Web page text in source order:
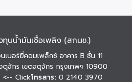
นน้ำมันเชื้อเพลิง (สกนช.)
เนอร์ยี่คอมเพล็กซ์ อาคาร B ชั้น 11
จักร เขตจตุจักร กรุงเทพฯ 10900
<-- Clickโทรสาร: 0 2140 3970